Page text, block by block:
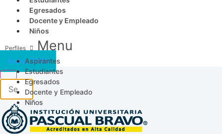
Egresados
Docente y Empleado
Niños
Menu
Aspirantes
Estudiantes
Egresados
Docente y Empleado
Niños
Acceso SICAU